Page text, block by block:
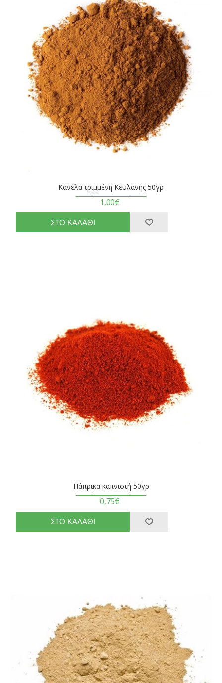
Κανέλα τριμμένη Κευλάνης 50γρ
1,00€
Πάπρικα καπνιστή 50γρ
0,75€